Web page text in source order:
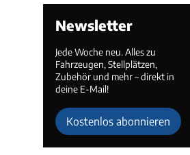
Newsletter
Jede Woche neu. Alles zu
Fahrzeugen, Stellplätzen,
Zubehör und mehr – direkt in
deine E-Mail!
Kostenlos abonnieren